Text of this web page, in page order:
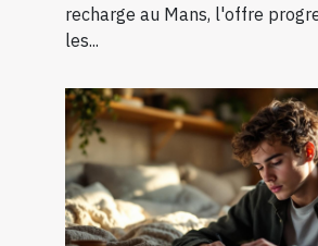
recharge au Mans, l'offre
les...